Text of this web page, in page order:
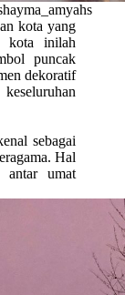
kota yang
kota inilah
puncak
dekoratif
sebagai
Hal
antar umat